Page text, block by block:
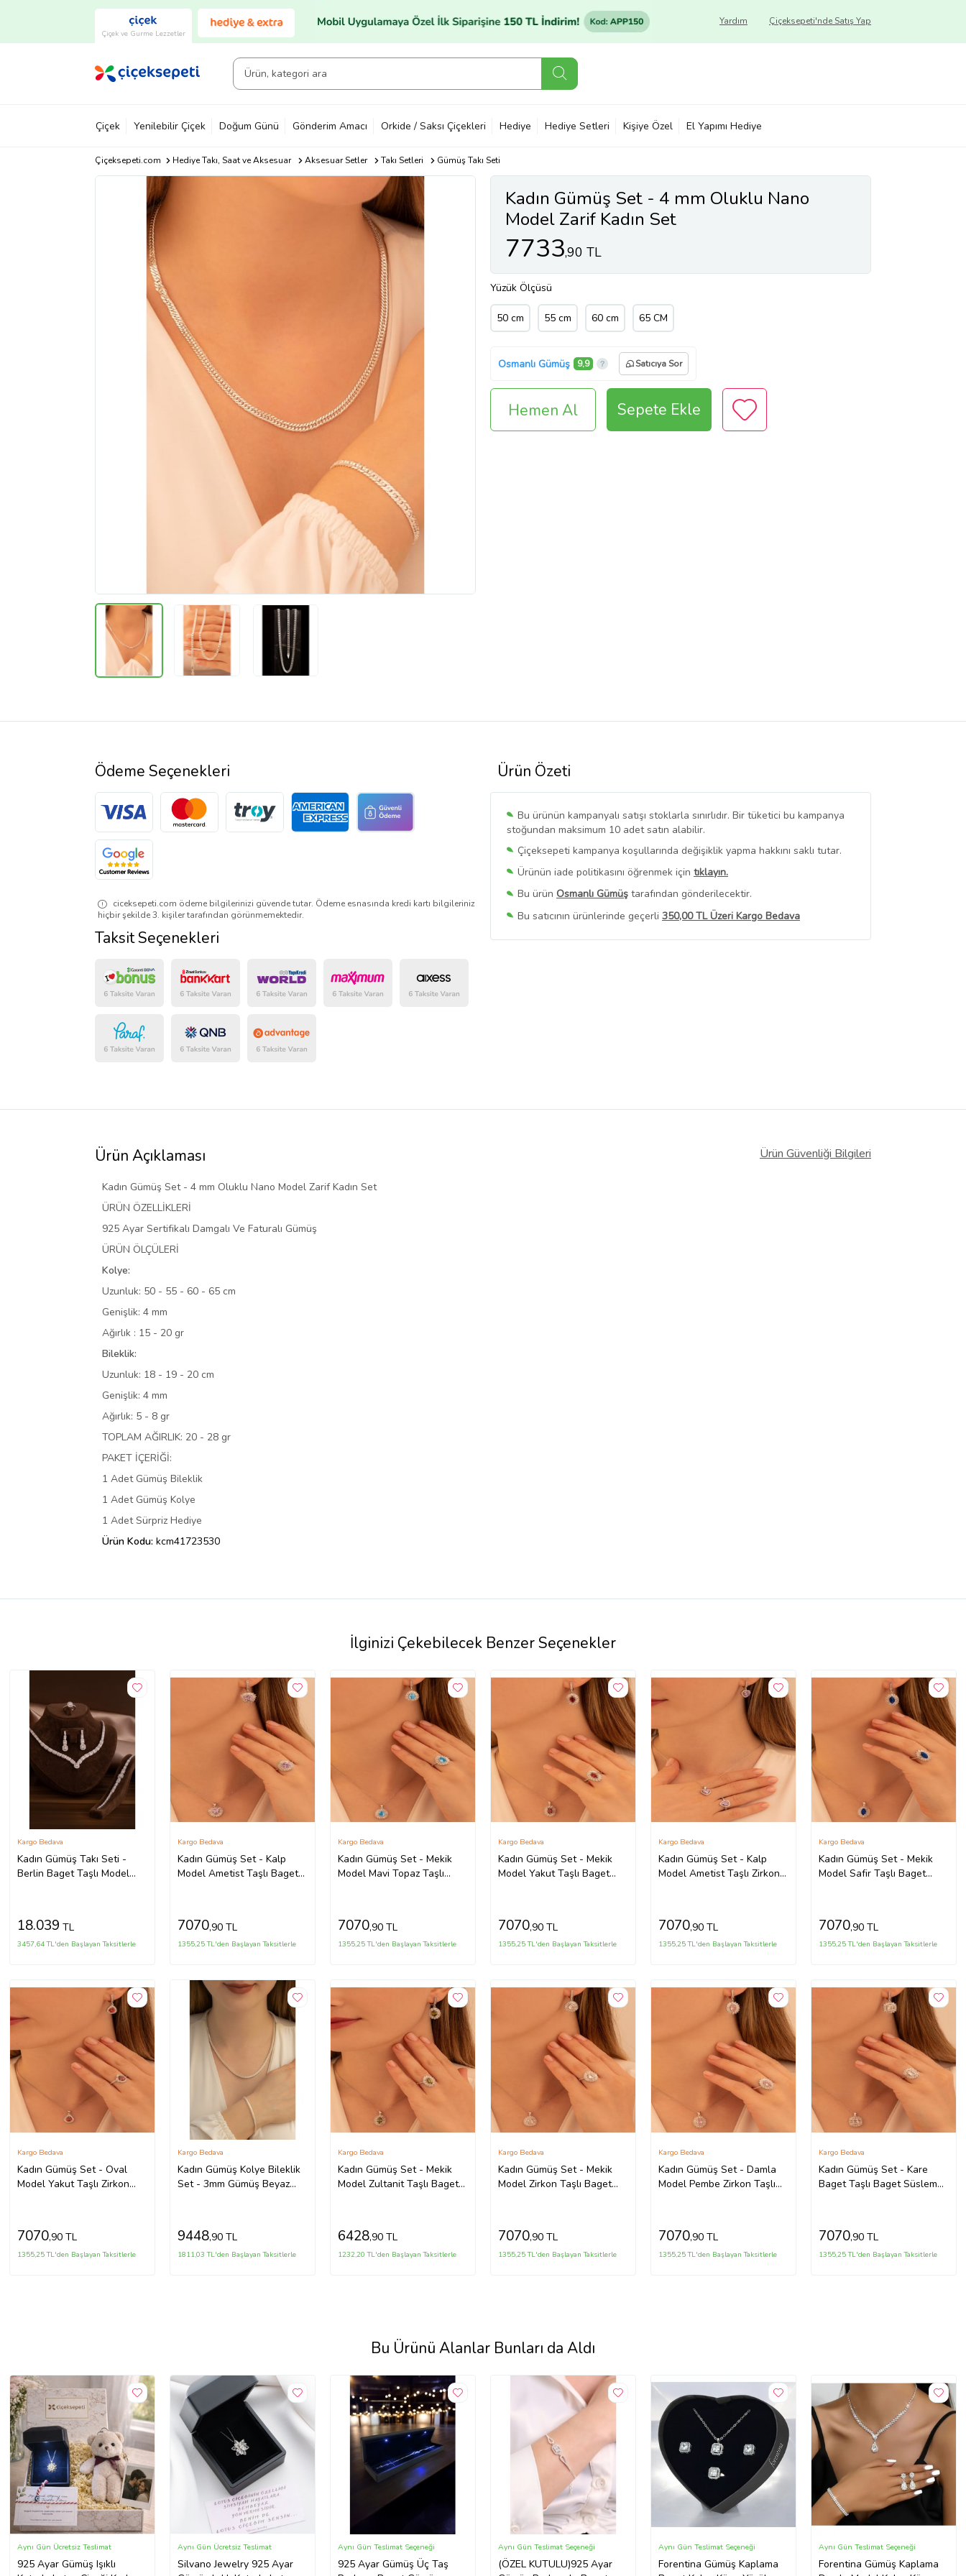
Çiçek ve Gurme Lezzetler
Çiçeksepeti'nde Satış Yap
Yardım
Çiçek Yenilebilir Çiçek Doğum Günü Gönderim Amacı Orkide / Saksı Çiçekleri Hediye Hediye Setleri Kişiye Özel El Yapımı Hediye
Çiçeksepeti.com Hediye Takı, Saat ve Aksesuar Aksesuar Setler Takı Setleri Gümüş Takı Seti
Kadın Gümüş Set - 4 mm Oluklu Nano
Model Zarif Kadın Set
7733,90 TL
Yüzük Ölçüsü
50 cm 55 cm 60 cm 65 CM
Osmanlı Gümüş 9,9 Satıcıya Sor
Hemen Al Sepete Ekle
Ürün Özeti
Bu ürünün kampanyalı satışı stoklarla sınırlıdır. Bir tüketici bu kampanya
stoğundan maksimum 10 adet satın alabilir.
Çiçeksepeti kampanya koşullarında değişiklik yapma hakkını saklı tutar.
Ürünün iade politikasını öğrenmek için tıklayın.
Bu ürün Osmanlı Gümüş tarafından gönderilecektir.
Bu satıcının ürünlerinde geçerli 350,00 TL Üzeri Kargo Bedava
Bu SatıcınınTüm Ürünlerini Görüntüle
Ödeme Seçenekleri
ciceksepeti.com ödeme bilgilerinizi güvende tutar. Ödeme esnasında kredi kartı bilgileriniz
hiçbir şekilde 3. kişiler tarafından görünmemektedir.
Taksit Seçenekleri
Ürün Açıklaması Ürün Güvenliği Bilgileri
Kadın Gümüş Set - 4 mm Oluklu Nano Model Zarif Kadın Set
ÜRÜN ÖZELLİKLERİ
925 Ayar Sertifikalı Damgalı Ve Faturalı Gümüş
ÜRÜN ÖLÇÜLERİ
Kolye:
Uzunluk: 50 - 55 - 60 - 65 cm
Genişlik: 4 mm
Ağırlık : 15 - 20 gr
Bileklik:
Uzunluk: 18 - 19 - 20 cm
Genişlik: 4 mm
Ağırlık: 5 - 8 gr
TOPLAM AĞIRLIK: 20 - 28 gr
PAKET İÇERİĞİ:
1 Adet Gümüş Bileklik
1 Adet Gümüş Kolye
1 Adet Sürpriz Hediye
Ürün Kodu: kcm41723530
İlginizi Çekebilecek Benzer Seçenekler
Kadın Gümüş Takı Seti -
Berlin Baget Taşlı Model
Kargo Bedava
18.039 TL
3457,64 TL'den Başlayan Taksitlerle
Kadın Gümüş Set - Kalp
Model Ametist Taşlı Baget
Kargo Bedava
7070,90 TL
1355,25 TL'den Başlayan Taksitlerle
Kadın Gümüş Set - Mekik
Model Mavi Topaz Taşlı
Kargo Bedava
7070,90 TL
1355,25 TL'den Başlayan Taksitlerle
Kadın Gümüş Set - Mekik
Model Yakut Taşlı Baget
Kargo Bedava
7070,90 TL
1355,25 TL'den Başlayan Taksitlerle
Kadın Gümüş Set - Kalp
Model Ametist Taşlı Zirkon
Kargo Bedava
7070,90 TL
1355,25 TL'den Başlayan Taksitlerle
Kadın Gümüş Set - Mekik
Model Safir Taşlı Baget
Kargo Bedava
7070,90 TL
1355,25 TL'den Başlayan Taksitlerle
Kadın Gümüş Set - Oval
Model Yakut Taşlı Zirkon
Kargo Bedava
7070,90 TL
1355,25 TL'den Başlayan Taksitlerle
Kadın Gümüş Kolye Bileklik
Set - 3mm Gümüş Beyaz
Kargo Bedava
9448,90 TL
1811,03 TL'den Başlayan Taksitlerle
Kadın Gümüş Set - Mekik
Model Zultanit Taşlı Baget
Kargo Bedava
6428,90 TL
1232,20 TL'den Başlayan Taksitlerle
Kadın Gümüş Set - Mekik
Model Zirkon Taşlı Baget
Kargo Bedava
7070,90 TL
1355,25 TL'den Başlayan Taksitlerle
Kadın Gümüş Set - Damla
Model Pembe Zirkon Taşlı
Kargo Bedava
7070,90 TL
1355,25 TL'den Başlayan Taksitlerle
Kadın Gümüş Set - Kare
Baget Taşlı Baget Süslemeli
Kargo Bedava
7070,90 TL
1355,25 TL'den Başlayan Taksitlerle
Bu Ürünü Alanlar Bunları da Aldı
925 Ayar Gümüş Işıklı
Aynı Gün Ücretsiz Teslimat
Silvano Jewelry 925 Ayar
Aynı Gün Ücretsiz Teslimat
925 Ayar Gümüş Üç Taş
Aynı Gün Teslimat Seçeneği
(ÖZEL KUTULU)925 Ayar
Aynı Gün Teslimat Seçeneği
Forentina Gümüş Kaplama
Aynı Gün Teslimat Seçeneği
Forentina Gümüş Kaplama
Aynı Gün Teslimat Seçeneği